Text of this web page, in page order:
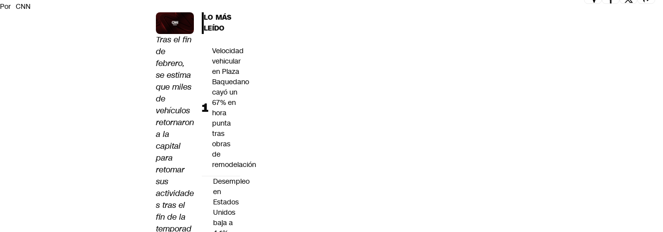
Servicios
Por CNN
Tras el fin
de
febrero,
se estima
que miles
de
vehículos
retornaron
a la
capital
para
retomar
sus
actividade
s tras el
fin de la
temporad
LO MÁS
LEÍDO
Velocidad
vehicular
en Plaza
Baquedano
cayó un
67% en
hora
punta
tras
obras
de
remodelación
Desempleo
en
Estados
Unidos
baja a